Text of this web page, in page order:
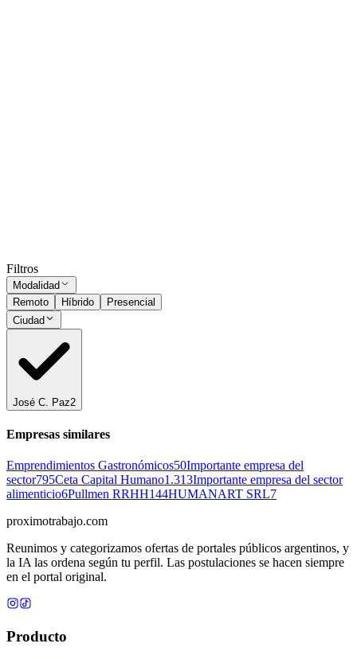
Filtros
Modalidad
Remoto
Híbrido
Presencial
Ciudad
José C. Paz2
Empresas similares
Emprendimientos Gastronómicos50Importante empresa del
sector795Ceta Capital Humano1.313Importante empresa del sector
alimenticio6Pullmen RRHH144HUMANART SRL7
proximotrabajo.com
Reunimos y categorizamos ofertas de portales públicos argentinos, y
la IA las ordena según tu perfil. Las postulaciones se hacen siempre
en el portal original.
Producto